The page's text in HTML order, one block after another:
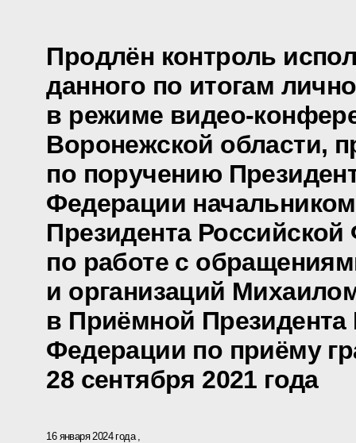
Продлён контроль
данного по итогам
в режиме видео-
Воронежской области,
по поручению
Федерации
Президента
по работе с
и организаций
в Приёмной Президента
Федерации по приёму
28 сентября 2021 года
16 января 2024 года